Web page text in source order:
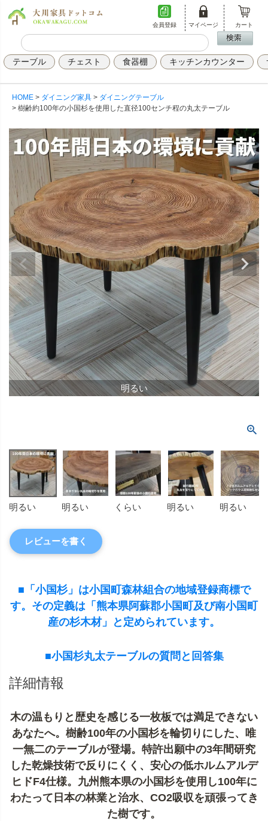
会員登録 マイページ カート
テーブル チェスト 食器棚 キッチンカウンター
HOME ダイニング家具
ダイニングテーブル
樹齢約100年の小国杉を使用した直径100センチ程の丸太テーブル
明るい
明るい 明るい くらい 明るい 明るい
レビューを書く
■「小国杉」は小国町森林組合の地域登録商標で
す。その定義は「熊本県阿蘇郡小国町及び南小国町
産の杉木材」と定められています。
■小国杉丸太テーブルの質問と回答集
詳細情報
木の温もりと歴史を感じる一枚板では満足できない
あなたへ。樹齢100年の小国杉を輪切りにした、唯
一無二のテーブルが登場。特許出願中の3年間研究
した乾燥技術で反りにくく、安心の低ホルムアルデ
ヒドF4仕様。九州熊本県の小国杉を使用し100年に
わたって日本の林業と治水、CO2吸収を頑張ってき
た樹です。